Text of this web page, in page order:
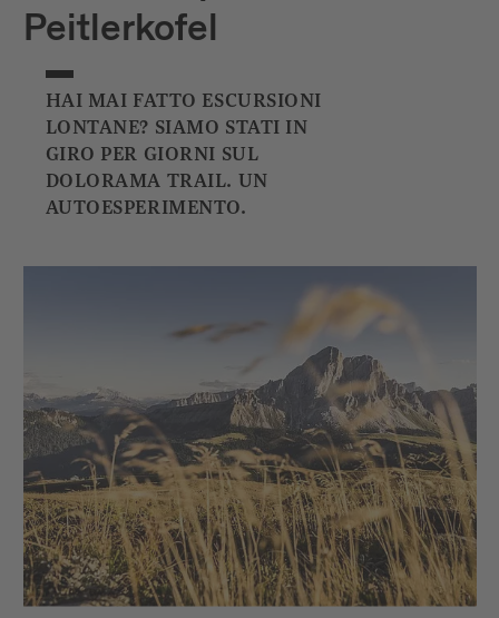
Peitlerkofel
HAI MAI FATTO ESCURSIONI
LONTANE? SIAMO STATI IN
GIRO PER GIORNI SUL
DOLORAMA TRAIL. UN
AUTOESPERIMENTO.